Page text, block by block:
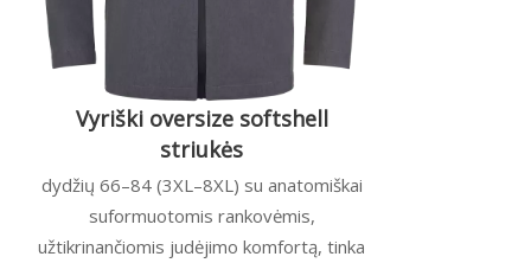
Vyriški oversize softshell
striukės
dydžių 66–84 (3XL–8XL) su anatomiškai
suformuotomis rankovėmis,
užtikrinančiomis judėjimo komfortą, tinka